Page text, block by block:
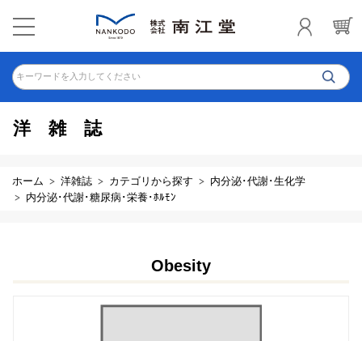
キーワードを入力してください
洋雑誌
ホーム 洋雑誌 カテゴリから探す
内分泌･代謝･生化学
内分泌･代謝･糖尿病･栄養･ﾎﾙﾓﾝ
Obesity